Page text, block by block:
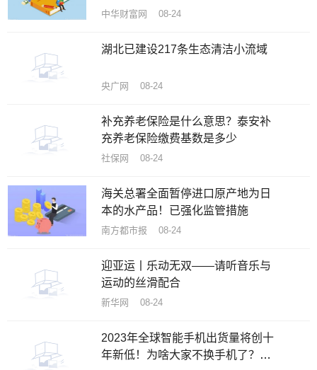
中华财富网 08-24
湖北已建设217条生态清洁小流域
央广网 08-24
补充养老保险是什么意思？泰安补
充养老保险缴费基数是多少
社保网 08-24
海关总署全面暂停进口原产地为日
本的水产品！已强化监管措施
南方都市报 08-24
迎亚运丨乐动无双——请听音乐与
运动的丝滑配合
新华网 08-24
2023年全球智能手机出货量将创十
年新低！为啥大家不换手机了？机